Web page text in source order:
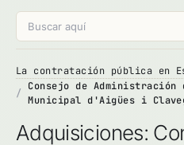
La contratación pública en
Consejo de Administración
Municipal d'Aigües i
Adquisiciones: